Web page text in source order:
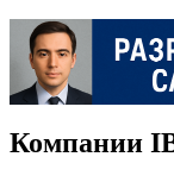
Компании